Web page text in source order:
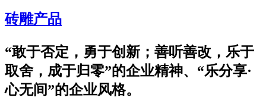
砖雕产品
“敢于否定，勇于创新；善听善改，乐于
取舍，成于归零”的企业精神、“乐分享·
心无间”的企业风格。